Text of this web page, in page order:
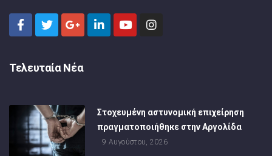
Τελευταία Νέα
Στοχευμένη αστυνομική επιχείρηση
πραγματοποιήθηκε στην Αργολίδα
9 Αυγούστου, 2026